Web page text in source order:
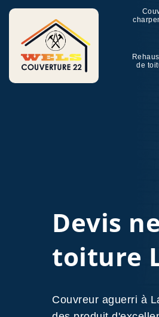
de
Devis
toiture
Couvreur aguerri à